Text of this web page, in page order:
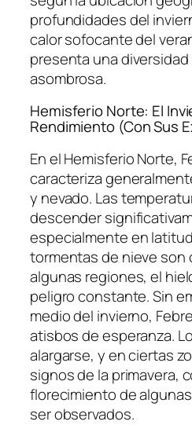
profundidades del
calor sofocante del
presenta una
asombrosa.
Hemisferio Norte: El
Rendimiento (Con Sus
En el Hemisferio Norte,
caracteriza
y nevado. Las
descender
especialmente en
tormentas de nieve son
algunas regiones, el
peligro constante. Sin
medio del invierno,
atisbos de esperanza.
alargarse, y en ciertas
signos de la primavera,
florecimiento de
ser observados.